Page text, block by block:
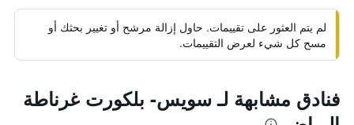
لم يتم العثور على تقييمات. حاول إزالة مرشح أو تغيير بحثك أو
مسح كل شيء لعرض التقييمات.
فنادق مشابهة لـ سويس- بلكورت غرناطة